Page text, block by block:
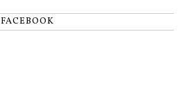
FACEBOOK